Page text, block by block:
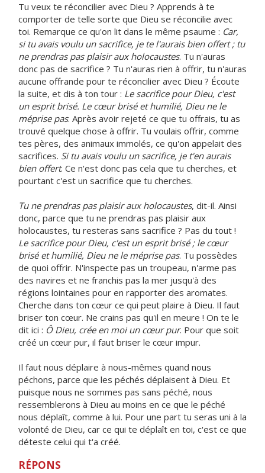
Tu veux te réconcilier avec Dieu ? Apprends à te
comporter de telle sorte que Dieu se réconcilie avec
toi. Remarque ce qu'on lit dans le même psaume : Car,
si tu avais voulu un sacrifice, je te l'aurais bien offert ; tu
ne prendras pas plaisir aux holocaustes. Tu n'auras
donc pas de sacrifice ? Tu n'auras rien à offrir, tu n'auras
aucune offrande pour te réconcilier avec Dieu ? Écoute
la suite, et dis à ton tour : Le sacrifice pour Dieu, c'est
un esprit brisé. Le cœur brisé et humilié, Dieu ne le
méprise pas. Après avoir rejeté ce que tu offrais, tu as
trouvé quelque chose à offrir. Tu voulais offrir, comme
tes pères, des animaux immolés, ce qu'on appelait des
sacrifices. Si tu avais voulu un sacrifice, je t'en aurais
bien offert. Ce n'est donc pas cela que tu cherches, et
pourtant c'est un sacrifice que tu cherches.
Tu ne prendras pas plaisir aux holocaustes, dit-il. Ainsi
donc, parce que tu ne prendras pas plaisir aux
holocaustes, tu resteras sans sacrifice ? Pas du tout !
Le sacrifice pour Dieu, c'est un esprit brisé ; le cœur
brisé et humilié, Dieu ne le méprise pas. Tu possèdes
de quoi offrir. N'inspecte pas un troupeau, n'arme pas
des navires et ne franchis pas la mer jusqu'à des
régions lointaines pour en rapporter des aromates.
Cherche dans ton cœur ce qui peut plaire à Dieu. Il faut
briser ton cœur. Ne crains pas qu'il en meure ! On te le
dit ici : Ô Dieu, crée en moi un cœur pur. Pour que soit
créé un cœur pur, il faut briser le cœur impur.
Il faut nous déplaire à nous-mêmes quand nous
péchons, parce que les péchés déplaisent à Dieu. Et
puisque nous ne sommes pas sans péché, nous
ressemblerons à Dieu au moins en ce que le péché
nous déplaît, comme à lui. Pour une part tu seras uni à la
volonté de Dieu, car ce qui te déplaît en toi, c'est ce que
déteste celui qui t'a créé.
RÉPONS